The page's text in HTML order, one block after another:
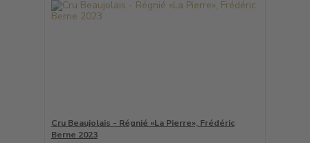
Cru Beaujolais - Régnié «La Pierre», Frédéric
Berne 2023